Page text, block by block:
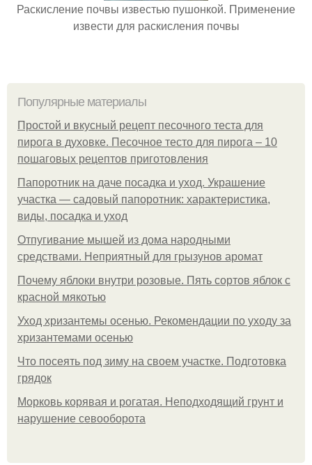
Раскисление почвы известью пушонкой. Применение
извести для раскисления почвы
Популярные материалы
Простой и вкусный рецепт песочного теста для
пирога в духовке. Песочное тесто для пирога – 10
пошаговых рецептов приготовления
Папоротник на даче посадка и уход. Украшение
участка — садовый папоротник: характеристика,
виды, посадка и уход
Отпугивание мышей из дома народными
средствами. Неприятный для грызунов аромат
Почему яблоки внутри розовые. Пять сортов яблок с
красной мякотью
Уход хризантемы осенью. Рекомендации по уходу за
хризантемами осенью
Что посеять под зиму на своем участке. Подготовка
грядок
Морковь корявая и рогатая. Неподходящий грунт и
нарушение севооборота